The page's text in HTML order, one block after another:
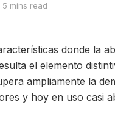
5 mins read
donde la
el elemento
ampliamente la
y hoy en uso casi